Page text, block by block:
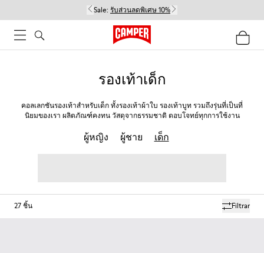
Sale: รับส่วนลดพิเศษ 10%
รองเท้าเด็ก
คอลเลกชันรองเท้าสำหรับเด็ก ทั้งรองเท้าผ้าใบ รองเท้าบูท รวมถึงรุ่นที่เป็นที่
นิยมของเรา ผลิตภัณฑ์คงทน วัสดุจากธรรมชาติ ตอบโจทย์ทุกการใช้งาน
ผู้หญิง ผู้ชาย เด็ก
Filtrar
27ชิ้น